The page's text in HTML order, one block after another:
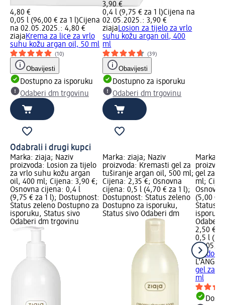
4,80 €
0,05 l (96,00 € za 1 l)Cijena
na 02.05.2025.: 4,80 €
ziajaKrema za lice za vrlo
suhu kožu argan oil, 50 ml
(10)
Obavijesti
Dostupno za isporuku
Odaberi dm trgovinu
3,90 €
0,4 l (9,75 € za 1 l)Cijena na
02.05.2025.: 3,90 €
ziajaLosion za tijelo za vrlo
suhu kožu argan oil, 400
ml
(39)
Obavijesti
Dostupno za isporuku
Odaberi dm trgovinu
Odabrali i drugi kupci
Marka: ziaja; Naziv
proizvoda: Losion za tijelo
za vrlo suhu kožu argan
oil, 400 ml; Cijena: 3,90 €;
Osnovna cijena: 0,4 l
(9,75 € za 1 l); Dostupnost:
Status zeleno Dostupno za
isporuku, Status sivo
Odaberi dm trgovinu
Marka: ziaja; Naziv
proizvoda: Kremasti gel za
tuširanje argan oil, 500 ml;
Cijena: 2,35 €; Osnovna
cijena: 0,5 l (4,70 € za 1 l);
Dostupnost: Status zeleno
Dostupno za isporuku,
Status sivo Odaberi dm
Marka:
gel za
ml;
(5,00 €
Status
Odaberi
2,50 €
0,5 l
+ 1
gel za
ml